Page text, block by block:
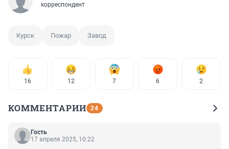
корреспондент
Курск Пожар Завод
16 12 7 6 2
КОММЕНТАРИИ 24
Гость
17 апреля 2025, 10:22